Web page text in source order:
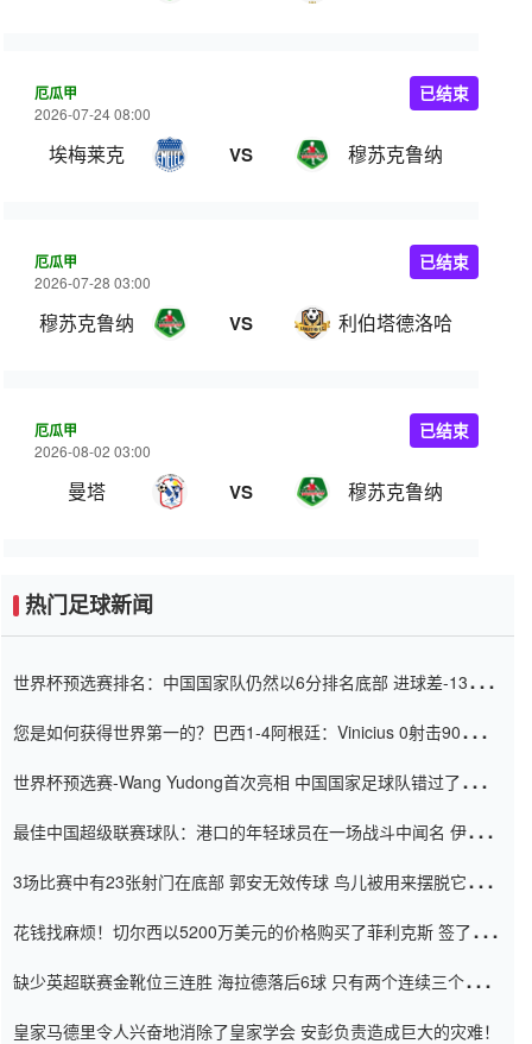
厄瓜甲
2026-07-24 08:00
埃梅莱克 VS 穆苏克鲁纳
已结束
厄瓜甲
2026-07-28 03:00
穆苏克鲁纳 VS 利伯塔德洛哈
已结束
厄瓜甲
2026-08-02 03:00
曼塔 VS 穆苏克鲁纳
已结束
热门足球新闻
世界杯预选赛排名：中国国家队仍然以6分排名底部 进球差-13令人
您是如何获得世界第一的？巴西1-4阿根廷：Vinicius 0射击90分钟
世界杯预选赛-Wang Yudong首次亮相 中国国家足球队错过了世界
最佳中国超级联赛球队：港口的年轻球员在一场战斗中闻名 伊万放
3场比赛中有23张射门在底部 郭安无效传球 鸟儿被用来摆脱它
花钱找麻烦！切尔西以5200万美元的价格购买了菲利克斯 签了7年
缺少英超联赛金靴位三连胜 海拉德落后6球 只有两个连续三个连续
皇家马德里令人兴奋地消除了皇家学会 安彭负责造成巨大的灾难！